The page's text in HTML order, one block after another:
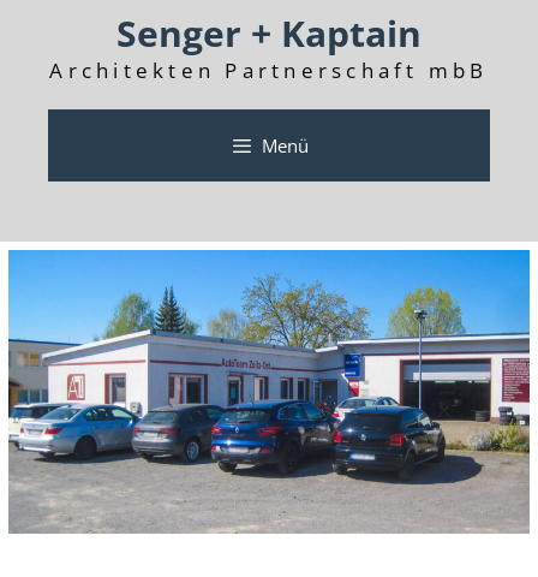
Senger + Kaptain
Architekten Partnerschaft mbB
Menü